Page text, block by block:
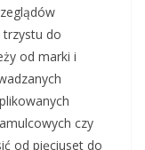
trzystu do
od marki i
czy
od pięciuset do